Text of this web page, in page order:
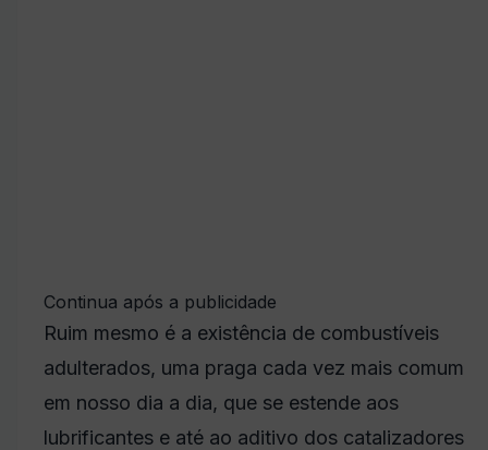
Continua após a publicidade
Ruim mesmo é a existência de combustíveis
adulterados, uma praga cada vez mais comum
em nosso dia a dia, que se estende aos
lubrificantes e até ao aditivo dos catalizadores